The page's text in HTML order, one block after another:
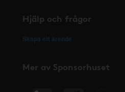
Hjälp och frågor
Skapa ett ärende
Mer av Sponsorhuset